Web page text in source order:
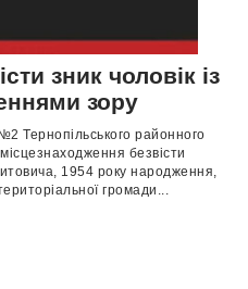
зник чоловік із
зору
Тернопільського районного
безвісти
1954 року народження,
громади...